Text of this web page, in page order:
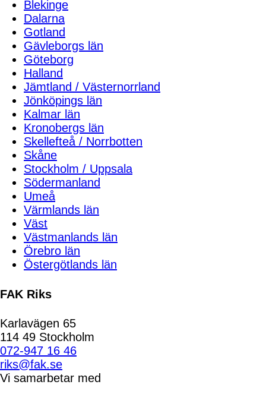
Blekinge
Dalarna
Gotland
Gävleborgs län
Göteborg
Halland
Jämtland / Västernorrland
Jönköpings län
Kalmar län
Kronobergs län
Skellefteå / Norrbotten
Skåne
Stockholm / Uppsala
Södermanland
Umeå
Värmlands län
Väst
Västmanlands län
Örebro län
Östergötlands län
FAK Riks
Karlavägen 65
114 49 Stockholm
072-947 16 46
riks@fak.se
Vi samarbetar med